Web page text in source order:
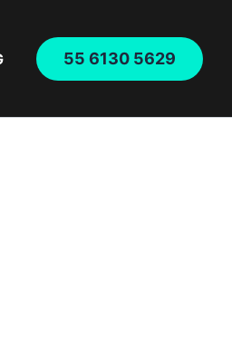
55 6130 5629